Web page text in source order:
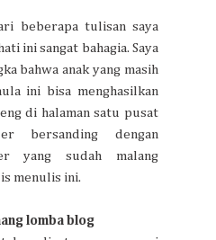
beberapa tulisan saya
ini sangat bahagia. Saya
bahwa anak yang masih
ini bisa menghasilkan
di halaman satu pusat
bersanding dengan
yang sudah malang
menulis ini.
lomba blog